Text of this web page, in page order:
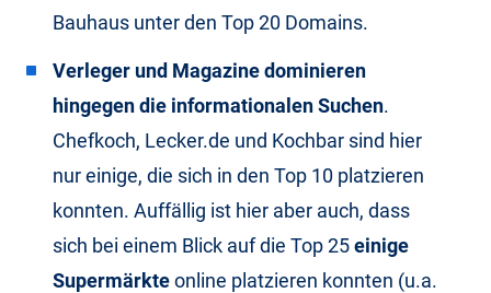
Bauhaus unter den Top 20 Domains.
Verleger und Magazine dominieren
hingegen die informationalen Suchen.
Chefkoch, Lecker.de und Kochbar sind hier
nur einige, die sich in den Top 10 platzieren
konnten. Auffällig ist hier aber auch, dass
sich bei einem Blick auf die Top 25einige
Supermärkteonline platzieren konnten (u.a.